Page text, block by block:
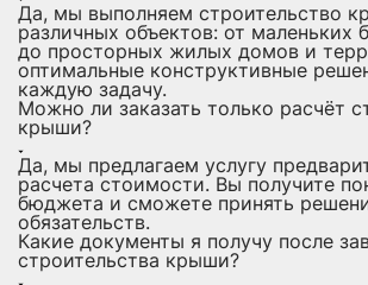
Да, мы выполняем строительство
различных объектов: от маленьких
до просторных жилых домов и
оптимальные конструктивные
каждую задачу.
Можно ли заказать только расчёт
крыши?
Да, мы предлагаем услугу
расчета стоимости. Вы получите
бюджета и сможете принять
обязательств.
Какие документы я получу после
строительства крыши?